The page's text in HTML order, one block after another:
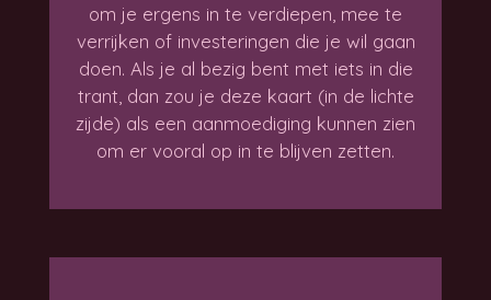
om je ergens in te verdiepen, mee te
verrijken of investeringen die je wil gaan
doen. Als je al bezig bent met iets in die
trant, dan zou je deze kaart (in de lichte
zijde) als een aanmoediging kunnen zien
om er vooral op in te blijven zetten.